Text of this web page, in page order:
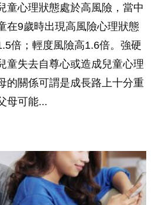
童心理狀態處於高風險，當中
在9歲時出現高風險心理狀態
倍；輕度風險高1.6倍。強硬
童失去自尊心或造成兒童心理
的關係可謂是成長路上十分重
母可能...